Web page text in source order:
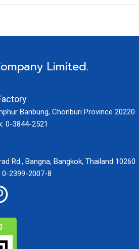
Limited.
Banbung, Chonburi Province 20220
0-3844-2521
Rd., Bangna, Bangkok, Thailand 10260
2399-2007-8